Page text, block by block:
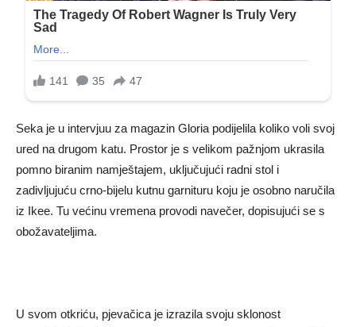
Seka je u intervjuu za magazin Gloria podijelila koliko voli svoj
ured na drugom katu. Prostor je s velikom pažnjom ukrasila
pomno biranim namještajem, uključujući radni stol i
zadivljujuću crno-bijelu kutnu garnituru koju je osobno naručila
iz Ikee. Tu većinu vremena provodi navečer, dopisujući se s
obožavateljima.
U svom otkriću, pjevačica je izrazila svoju sklonost